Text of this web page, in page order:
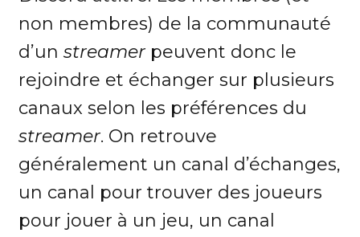
non membres) de la communauté
d’un streamerpeuvent donc le
rejoindre et échanger sur plusieurs
canaux selon les préférences du
streamer. On retrouve
généralement un canal d’échanges,
un canal pour trouver des joueurs
pour jouer à un jeu, un canal